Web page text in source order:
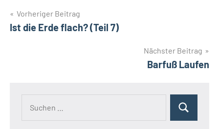
Beitragsnavigation
Vorheriger Beitrag
Ist die Erde flach? (Teil 7)
Nächster Beitrag
Barfuß Laufen
Suchen